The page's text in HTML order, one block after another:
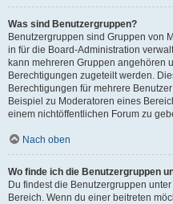
Was sind Benutzergruppen?
Benutzergruppen sind Gruppen von
in für die Board-Administration
kann mehreren Gruppen angehören
Berechtigungen zugeteilt werden.
Berechtigungen für mehrere
Beispiel zu Moderatoren eines
einem nichtöffentlichen Forum zu
Nach oben
Wo finde ich die Benutzergruppen
Du findest die Benutzergruppen
Bereich. Wenn du einer beitreten